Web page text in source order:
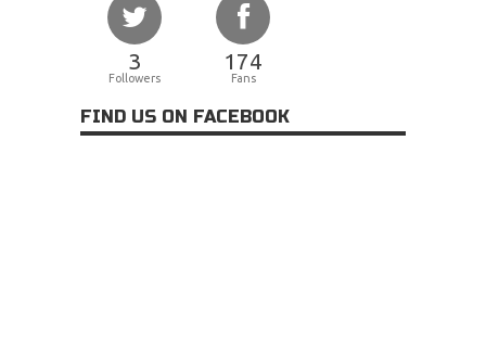
3
Followers
174
Fans
FIND US ON FACEBOOK